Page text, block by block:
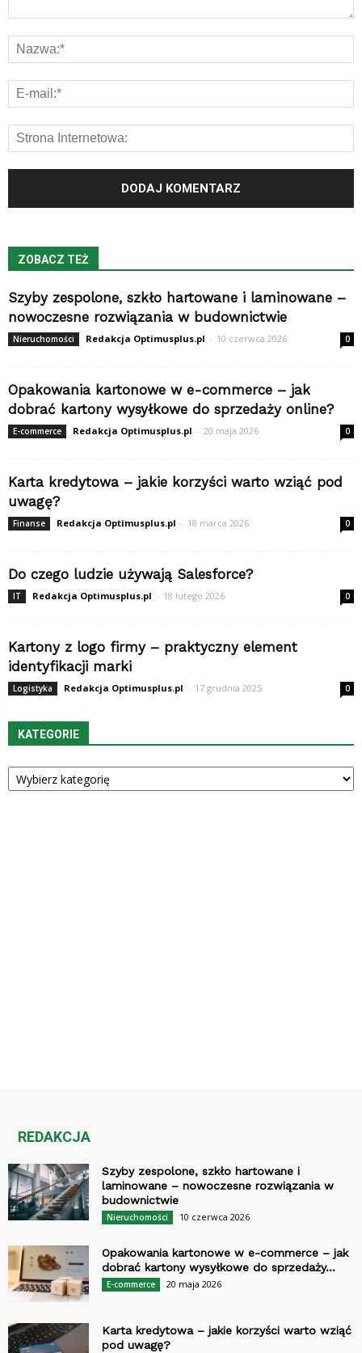
ZOBACZ TEŻ
Szyby zespolone, szkło hartowane i laminowane –
nowoczesne rozwiązania w budownictwie
Nieruchomości Redakcja Optimusplus.pl - 10 czerwca 2026 0
Opakowania kartonowe w e-commerce – jak
dobrać kartony wysyłkowe do sprzedaży online?
E-commerce Redakcja Optimusplus.pl - 20 maja 2026 0
Karta kredytowa – jakie korzyści warto wziąć pod
uwagę?
Finanse Redakcja Optimusplus.pl - 18 marca 2026 0
Do czego ludzie używają Salesforce?
IT Redakcja Optimusplus.pl - 18 lutego 2026 0
Kartony z logo firmy – praktyczny element
identyfikacji marki
Logistyka Redakcja Optimusplus.pl - 17 grudnia 2025 0
KATEGORIE
Kategorie
REDAKCJA
Szyby zespolone, szkło hartowane i
laminowane – nowoczesne rozwiązania w
budownictwie
Nieruchomości 10 czerwca 2026
Opakowania kartonowe w e-commerce – jak
dobrać kartony wysyłkowe do sprzedaży...
E-commerce 20 maja 2026
Karta kredytowa – jakie korzyści warto wziąć
pod uwagę?